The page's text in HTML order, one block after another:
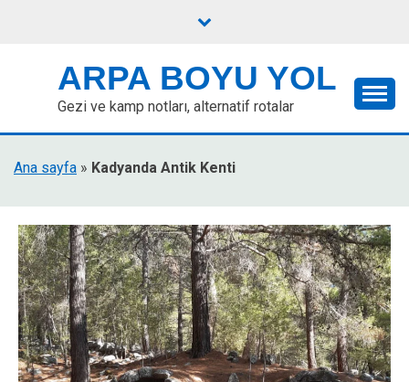
ARPA BOYU YOL
Gezi ve kamp notları, alternatif rotalar
Ana sayfa » Kadyanda Antik Kenti